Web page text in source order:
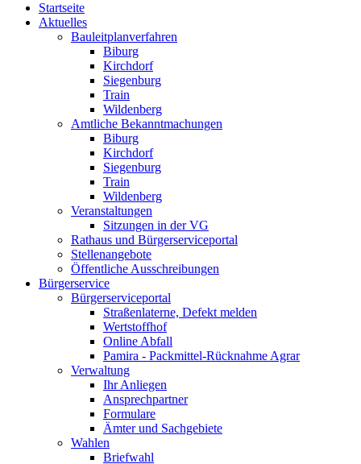
Startseite
Aktuelles
Bauleitplanverfahren
Biburg
Kirchdorf
Siegenburg
Train
Wildenberg
Amtliche Bekanntmachungen
Biburg
Kirchdorf
Siegenburg
Train
Wildenberg
Veranstaltungen
Sitzungen in der VG
Rathaus und Bürgerserviceportal
Stellenangebote
Öffentliche Ausschreibungen
Bürgerservice
Bürgerserviceportal
Straßenlaterne, Defekt melden
Wertstoffhof
Online Abfall
Pamira - Packmittel-Rücknahme Agrar
Verwaltung
Ihr Anliegen
Ansprechpartner
Formulare
Ämter und Sachgebiete
Wahlen
Briefwahl